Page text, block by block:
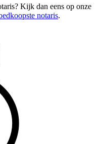
Kijk dan eens op onze
notaris.